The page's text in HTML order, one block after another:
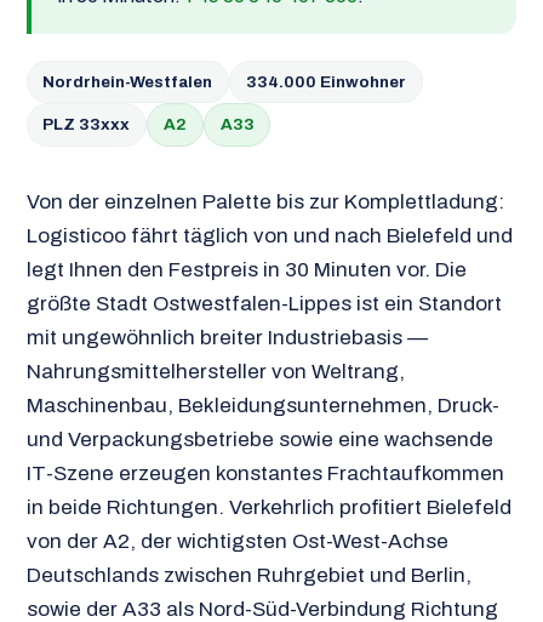
Nordrhein-Westfalen 334.000 Einwohner
PLZ 33xxx A2 A33
Von der einzelnen Palette bis zur Komplettladung:
Logisticoo fährt täglich von und nach Bielefeld und
legt Ihnen den Festpreis in 30 Minuten vor. Die
größte Stadt Ostwestfalen-Lippes ist ein Standort
mit ungewöhnlich breiter Industriebasis —
Nahrungsmittelhersteller von Weltrang,
Maschinenbau, Bekleidungsunternehmen, Druck-
und Verpackungsbetriebe sowie eine wachsende
IT-Szene erzeugen konstantes Frachtaufkommen
in beide Richtungen. Verkehrlich profitiert Bielefeld
von der A2, der wichtigsten Ost-West-Achse
Deutschlands zwischen Ruhrgebiet und Berlin,
sowie der A33 als Nord-Süd-Verbindung Richtung